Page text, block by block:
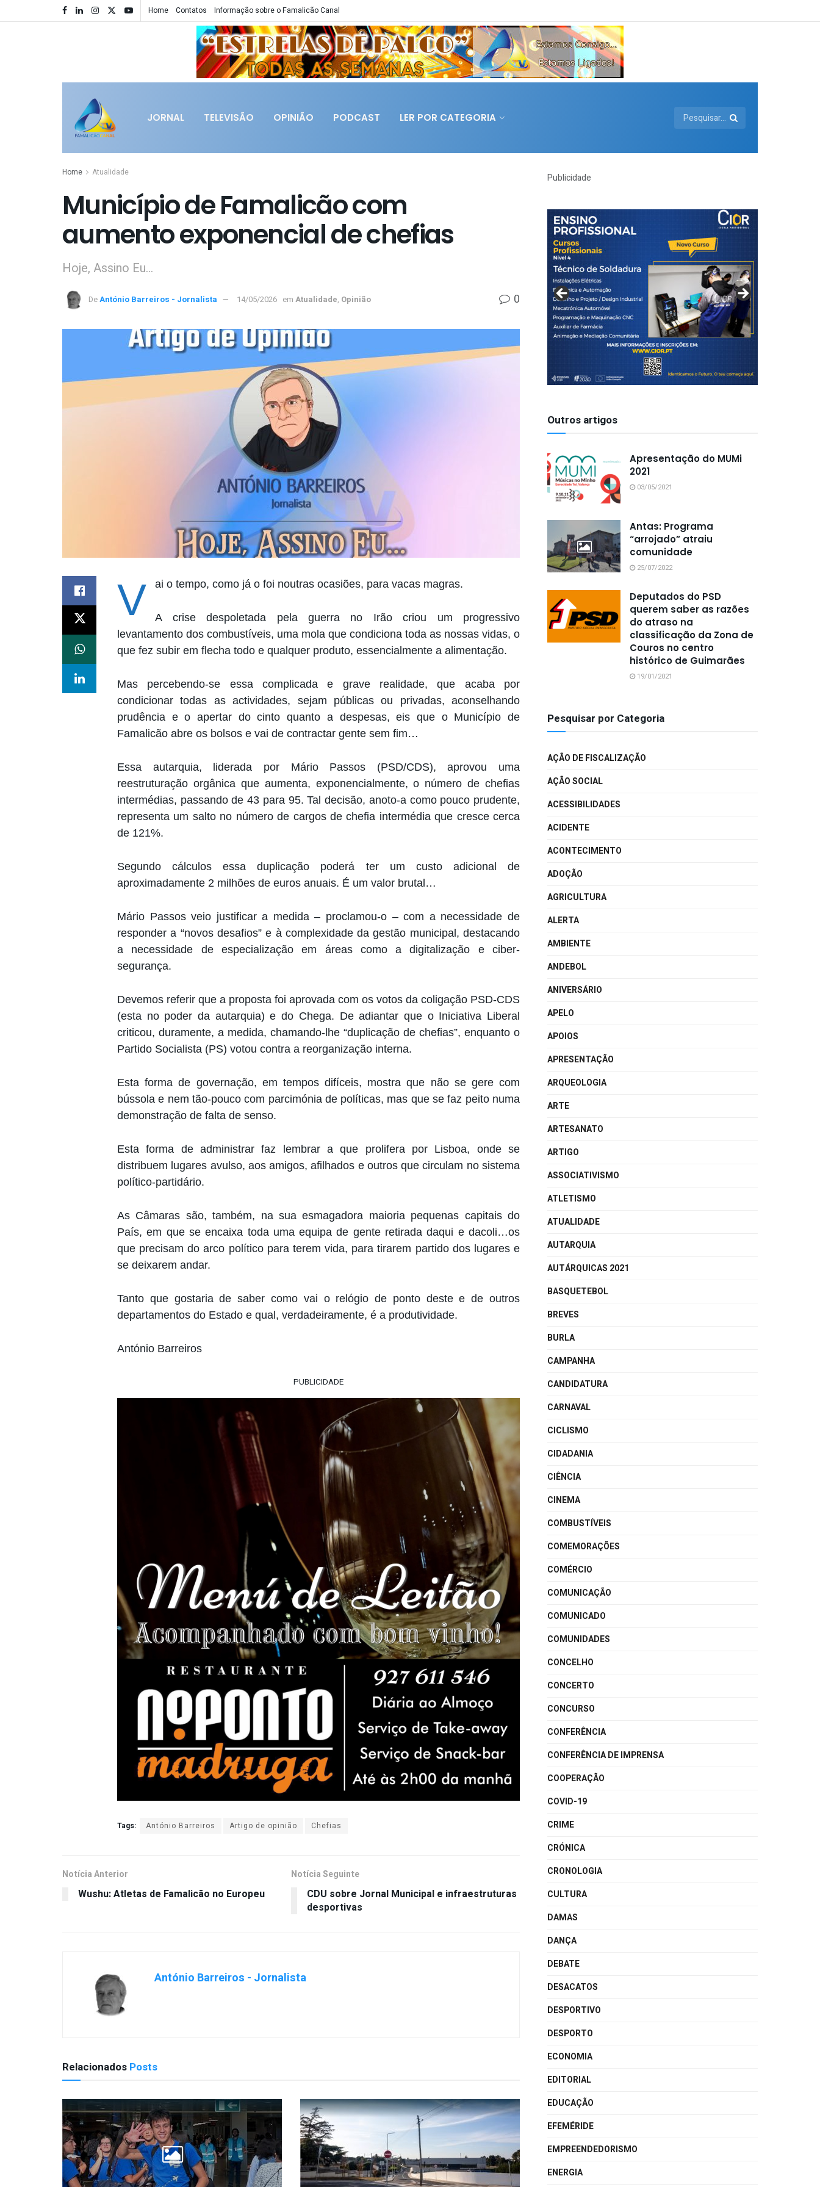
Home Contatos Informação sobre o Famalicão Canal
JORNAL TELEVISÃO OPINIÃO PODCAST LER POR CATEGORIA
Home Atualidade
Município de Famalicão com
aumento exponencial de chefias
Hoje, Assino Eu…
DeAntónio Barreiros - Jornalista 14/05/2026 em Atualidade, Opinião 0
V ai o tempo, como já o foi noutras ocasiões, para vacas magras.
A crise despoletada pela guerra no Irão criou um progressivo
levantamento dos combustíveis, uma mola que condiciona toda as nossas vidas, o
que fez subir em flecha todo e qualquer produto, essencialmente a alimentação.
Mas percebendo-se essa complicada e grave realidade, que acaba por
condicionar todas as actividades, sejam públicas ou privadas, aconselhando
prudência e o apertar do cinto quanto a despesas, eis que o Município de
Famalicão abre os bolsos e vai de contractar gente sem fim…
Essa autarquia, liderada por Mário Passos (PSD/CDS), aprovou uma
reestruturação orgânica que aumenta, exponencialmente, o número de chefias
intermédias, passando de 43 para 95. Tal decisão, anoto-a como pouco prudente,
representa um salto no número de cargos de chefia intermédia que cresce cerca
de 121%.
Segundo cálculos essa duplicação poderá ter um custo adicional de
aproximadamente 2 milhões de euros anuais. É um valor brutal…
Mário Passos veio justificar a medida – proclamou-o – com a necessidade de
responder a “novos desafios” e à complexidade da gestão municipal, destacando
a necessidade de especialização em áreas como a digitalização e ciber-
segurança.
Devemos referir que a proposta foi aprovada com os votos da coligação PSD-CDS
(esta no poder da autarquia) e do Chega. De adiantar que o Iniciativa Liberal
criticou, duramente, a medida, chamando-lhe “duplicação de chefias”, enquanto o
Partido Socialista (PS) votou contra a reorganização interna.
Esta forma de governação, em tempos difíceis, mostra que não se gere com
bússola e nem tão-pouco com parcimónia de políticas, mas que se faz peito numa
demonstração de falta de senso.
Esta forma de administrar faz lembrar a que prolifera por Lisboa, onde se
distribuem lugares avulso, aos amigos, afilhados e outros que circulam no sistema
político-partidário.
As Câmaras são, também, na sua esmagadora maioria pequenas capitais do
País, em que se encaixa toda uma equipa de gente retirada daqui e dacoli…os
que precisam do arco político para terem vida, para tirarem partido dos lugares e
se deixarem andar.
Tanto que gostaria de saber como vai o relógio de ponto deste e de outros
departamentos do Estado e qual, verdadeiramente, é a produtividade.
António Barreiros
PUBLICIDADE
Tags: António Barreiros Artigo de opinião Chefias
Notícia Anterior
Wushu: Atletas de Famalicão no Europeu
Notícia Seguinte
CDU sobre Jornal Municipal e infraestruturas
desportivas
António Barreiros - Jornalista
Relacionados Posts
Publicidade
Outros artigos
Apresentação do MUMi
2021
03/05/2021
Antas: Programa
“arrojado” atraiu
comunidade
25/07/2022
Deputados do PSD
querem saber as razões
do atraso na
classificação da Zona de
Couros no centro
histórico de Guimarães
19/01/2021
Pesquisar por Categoria
AÇÃO DE FISCALIZAÇÃO
AÇÃO SOCIAL
ACESSIBILIDADES
ACIDENTE
ACONTECIMENTO
ADOÇÃO
AGRICULTURA
ALERTA
AMBIENTE
ANDEBOL
ANIVERSÁRIO
APELO
APOIOS
APRESENTAÇÃO
ARQUEOLOGIA
ARTE
ARTESANATO
ARTIGO
ASSOCIATIVISMO
ATLETISMO
ATUALIDADE
AUTARQUIA
AUTÁRQUICAS 2021
BASQUETEBOL
BREVES
BURLA
CAMPANHA
CANDIDATURA
CARNAVAL
CICLISMO
CIDADANIA
CIÊNCIA
CINEMA
COMBUSTÍVEIS
COMEMORAÇÕES
COMÉRCIO
COMUNICAÇÃO
COMUNICADO
COMUNIDADES
CONCELHO
CONCERTO
CONCURSO
CONFERÊNCIA
CONFERÊNCIA DE IMPRENSA
COOPERAÇÃO
COVID-19
CRIME
CRÓNICA
CRONOLOGIA
CULTURA
DAMAS
DANÇA
DEBATE
DESACATOS
DESPORTIVO
DESPORTO
ECONOMIA
EDITORIAL
EDUCAÇÃO
EFEMÉRIDE
EMPREENDEDORISMO
ENERGIA